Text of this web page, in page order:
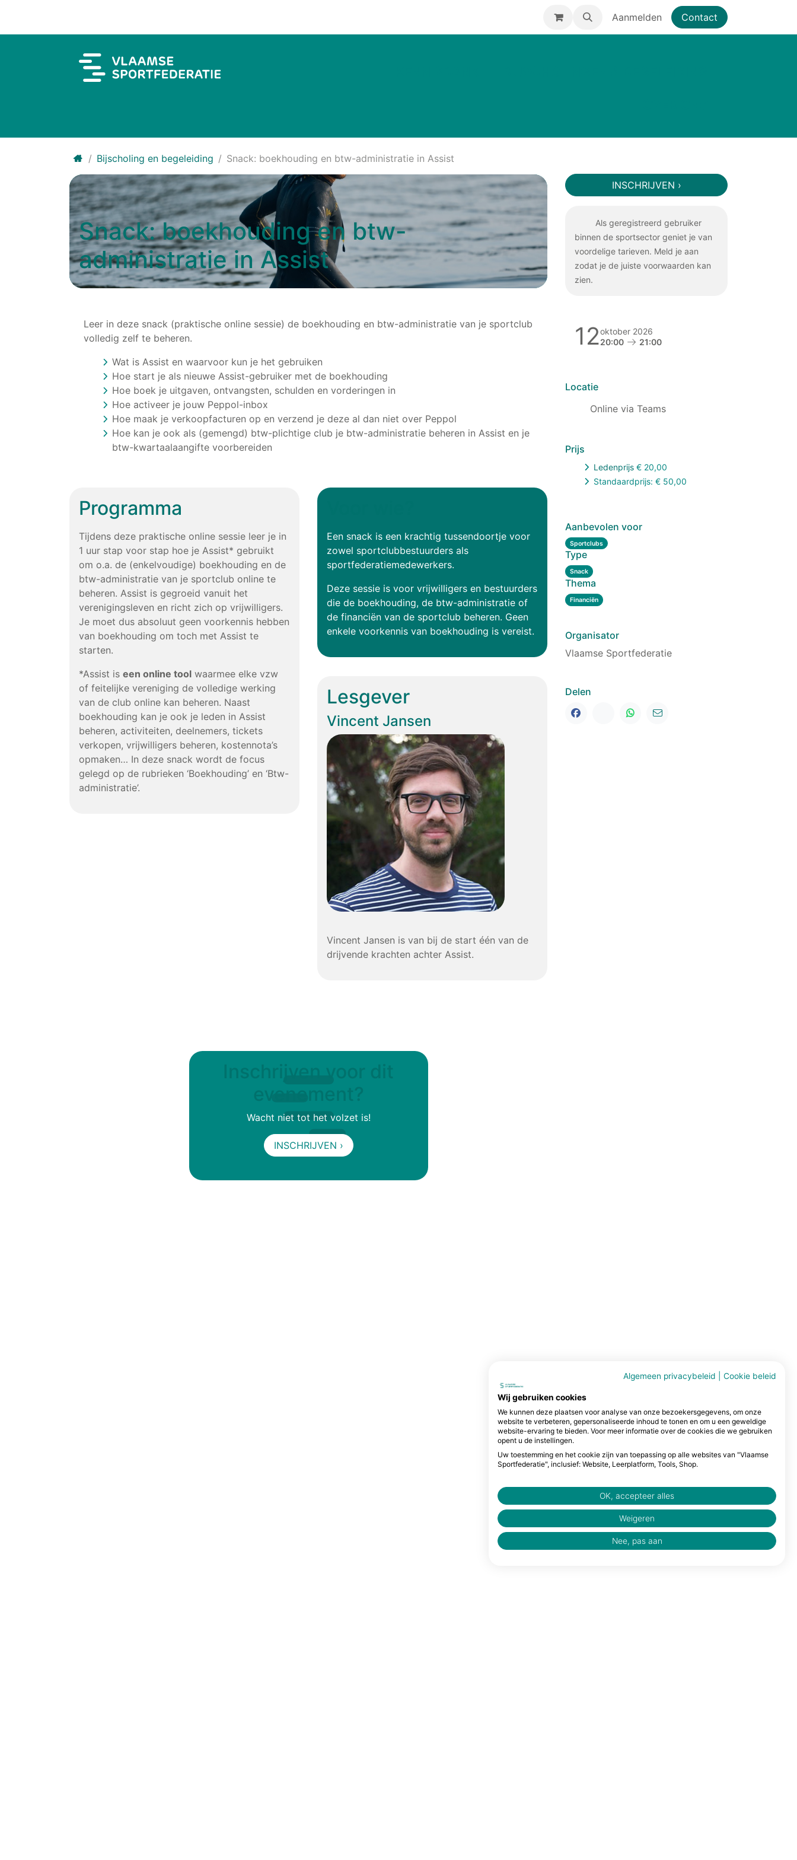
Aanmelden Contact
Bijscholing en begeleiding Snack: boekhouding en btw-administratie in Assist
Snack: boekhouding en btw-
administratie in Assist
Leer in deze snack (praktische online sessie) de boekhouding en btw-administratie van je sportclub
volledig zelf te beheren.
Wat is Assist en waarvoor kun je het gebruiken
Hoe start je als nieuwe Assist-gebruiker met de boekhouding
Hoe boek je uitgaven, ontvangsten, schulden en vorderingen in
Hoe activeer je jouw Peppol-inbox
Hoe maak je verkoopfacturen op en verzend je deze al dan niet over Peppol
Hoe kan je ook als (gemengd) btw-plichtige club je btw-administratie beheren in Assist en je
btw-kwartaalaangifte voorbereiden
Programma
Tijdens deze praktische online sessie leer je in
1 uur stap voor stap hoe je Assist* gebruikt
om o.a. de (enkelvoudige) boekhouding en de
btw-administratie van je sportclub online te
beheren. Assist is gegroeid vanuit het
verenigingsleven en richt zich op vrijwilligers.
Je moet dus absoluut geen voorkennis hebben
van boekhouding om toch met Assist te
starten.
*Assist is een online tool waarmee elke vzw
of feitelijke vereniging de volledige werking
van de club online kan beheren. Naast
boekhouding kan je ook je leden in Assist
beheren, activiteiten, deelnemers, tickets
verkopen, vrijwilligers beheren, kostennota’s
opmaken… In deze snack wordt de focus
gelegd op de rubrieken ‘Boekhouding’ en ‘Btw-
administratie’.
Een snack is een krachtig tussendoortje voor
zowel sportclubbestuurders als
sportfederatiemedewerkers.
Deze sessie is voor vrijwilligers en bestuurders
die de boekhouding, de btw-administratie of
de financiën van de sportclub beheren. Geen
enkele voorkennis van boekhouding is vereist.
Lesgever
Vincent Jansen
Vincent Jansen is van bij de start één van de
drijvende krachten achter Assist.
Wacht niet tot het volzet is!
INSCHRIJVEN ›
INSCHRIJVEN ›
Als geregistreerd gebruiker
binnen de sportsector geniet je van
voordelige tarieven. Meld je aan
zodat je de juiste voorwaarden kan
zien.
12oktober 2026
20:00
21:00
Locatie
Online via Teams
Prijs
Ledenprijs € 20,00
Standaardprijs: € 50,00
Aanbevolen voor
Sportclubs
Type
Snack
Thema
Financiën
Organisator
Vlaamse Sportfederatie
Delen
Algemeen privacybeleid Cookie beleid
Wij gebruiken cookies
We kunnen deze plaatsen voor analyse van onze bezoekersgegevens, om onze
website te verbeteren, gepersonaliseerde inhoud te tonen en om u een geweldige
website-ervaring te bieden. Voor meer informatie over de cookies die we gebruiken
opent u de instellingen.
Uw toestemming en het cookie zijn van toepassing op alle websites van "Vlaamse
Sportfederatie", inclusief: Website, Leerplatform, Tools, Shop.
OK, accepteer alles
Weigeren
Nee, pas aan